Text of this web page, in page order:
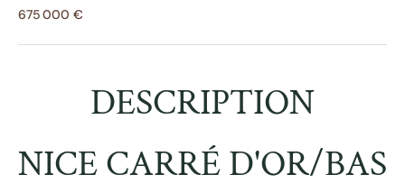
675 000 €
DESCRIPTION
NICE CARRÉ D'OR/BAS